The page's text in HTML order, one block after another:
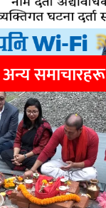
अन्य समाचारहरू